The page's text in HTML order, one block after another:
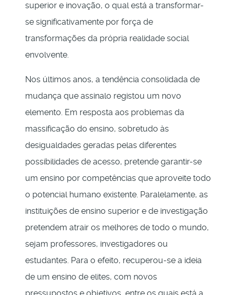
superior e inovação, o qual está a transformar-
se significativamente por força de
transformações da própria realidade social
envolvente.
Nos últimos anos, a tendência consolidada de
mudança que assinalo registou um novo
elemento. Em resposta aos problemas da
massificação do ensino, sobretudo às
desigualdades geradas pelas diferentes
possibilidades de acesso, pretende garantir-se
um ensino por competências que aproveite todo
o potencial humano existente. Paralelamente, as
instituições de ensino superior e de investigação
pretendem atrair os melhores de todo o mundo,
sejam professores, investigadores ou
estudantes. Para o efeito, recuperou-se a ideia
de um ensino de elites, com novos